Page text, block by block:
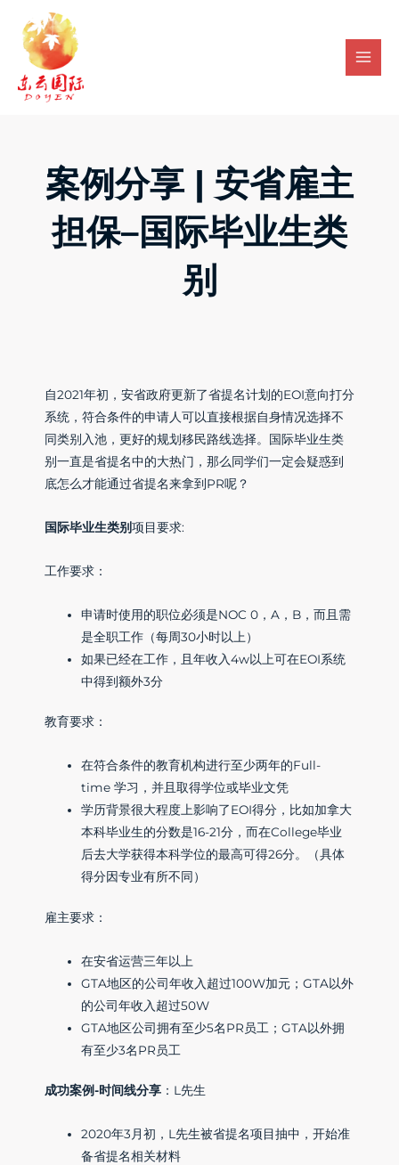
content
案例分享 | 安省雇主
担保–国际毕业生类
别
自2021年初，安省政府更新了省提名计划的EOI意向打分
系统，符合条件的申请人可以直接根据自身情况选择不
同类别入池，更好的规划移民路线选择。国际毕业生类
别一直是省提名中的大热门，那么同学们一定会疑惑到
底怎么才能通过省提名来拿到PR呢？
国际毕业生类别项目要求:
工作要求：
申请时使用的职位必须是NOC 0，A，B，而且需
是全职工作（每周30小时以上）
如果已经在工作，且年收入4w以上可在EOI系统
中得到额外3分
教育要求：
在符合条件的教育机构进行至少两年的Full-
time 学习，并且取得学位或毕业文凭
学历背景很大程度上影响了EOI得分，比如加拿大
本科毕业生的分数是16-21分，而在College毕业
后去大学获得本科学位的最高可得26分。（具体
得分因专业有所不同）
雇主要求：
在安省运营三年以上
GTA地区的公司年收入超过100W加元；GTA以外
的公司年收入超过50W
GTA地区公司拥有至少5名PR员工；GTA以外拥
有至少3名PR员工
成功案例-时间线分享 ：L先生
2020年3月初，L先生被省提名项目抽中，开始准
备省提名相关材料